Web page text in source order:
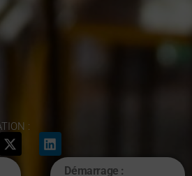
:
Démarrage :